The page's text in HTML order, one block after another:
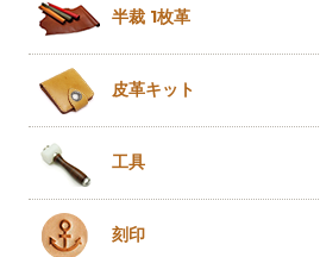
半裁 1枚革
皮革キット
工具
刻印